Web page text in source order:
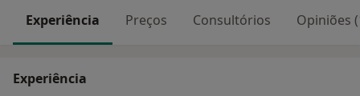
Experiência Preços Consultórios Opiniões
Experiência